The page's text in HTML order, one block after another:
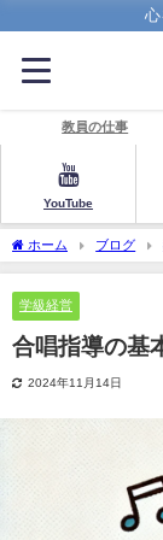
心
教員の仕事
YouTube
ホーム ブログ
学級経営
合唱指導の基
2024年11月14日